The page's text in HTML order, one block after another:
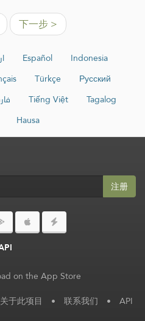
下一步 >
Español
Indonesia
Türkçe
Русский
Tiếng Việt
Tagalog
Hausa
注册
关于此项目 • 联系我们 • API